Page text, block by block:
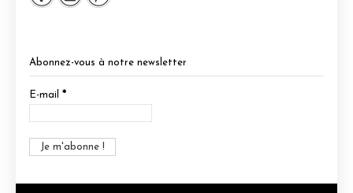
Abonnez-vous à notre newsletter
E-mail *